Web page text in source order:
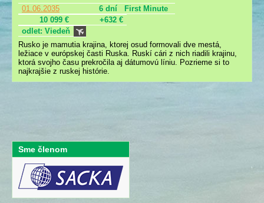
01.06.2035
6 dní
First Minute
10 099 €
+632 €
odlet: Viedeň
Rusko je mamutia krajina, ktorej osud formovali dve mestá,
ležiace v európskej časti Ruska. Ruskí cári z nich riadili krajinu,
ktorá svojho času prekročila aj dátumovú líniu. Pozrieme si to
najkrajšie z ruskej histórie.
Sme členom